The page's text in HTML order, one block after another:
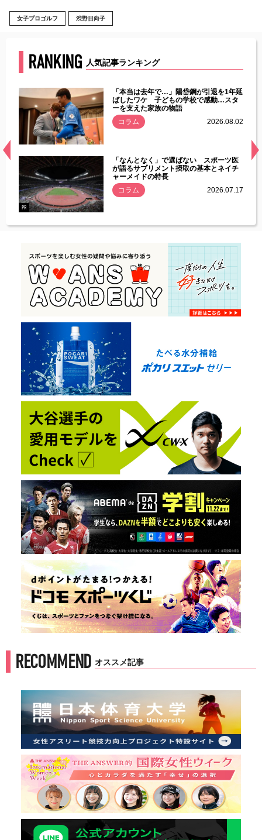
女子プロゴルフ 渋野日向子
RANKING 人気記事ランキング
常
「本当は去年で…」陽岱鋼が引退を1年延
ばしたワケ 子どもの学校で感動…スタ
ーを支えた家族の物語
コラム
2026.08.02
PR
「なんとなく」で選ばない スポーツ医
が語るサプリメント摂取の基本とネイチ
ャーメイドの特長
コラム
2026.07.17
RECOMMEND オススメ記事